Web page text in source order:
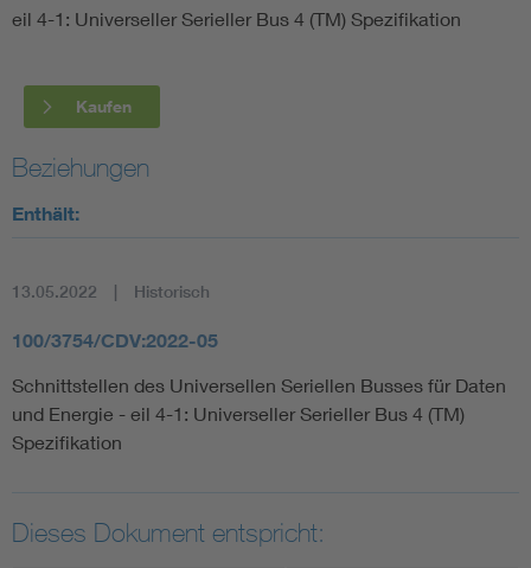
DKE Fachinformationen im Kontext der Normung
Blitzschutz: DIN EN 62305 in der Übersicht
DIN VDE 0100 für sichere Elektroinstallationen
Elektrofachkraft (EFK)
eil 4-1: Universeller Serieller Bus 4 (TM) Spezifikation
Kaufen
Beziehungen
Enthält:
13.05.2022 Historisch
100/3754/CDV:2022-05
Schnittstellen des Universellen Seriellen Busses für Daten
und Energie - eil 4-1: Universeller Serieller Bus 4 (TM)
Spezifikation
Dieses Dokument entspricht: